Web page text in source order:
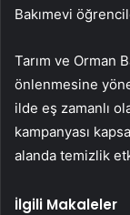
Bakımevi
Tarım ve Orman
önlenmesine
ilde eş zamanlı
kampanyası
alanda temizlik
İlgili Makaleler